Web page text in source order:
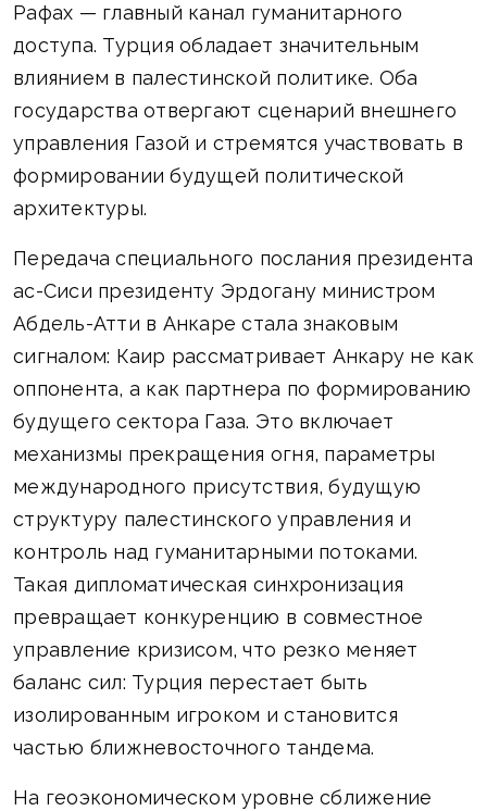
Рафах — главный канал гуманитарного
доступа. Турция обладает значительным
влиянием в палестинской политике. Оба
государства отвергают сценарий внешнего
управления Газой и стремятся участвовать в
формировании будущей политической
архитектуры.
Передача специального послания президента
ас-Сиси президенту Эрдогану министром
Абдель-Атти в Анкаре стала знаковым
сигналом: Каир рассматривает Анкару не как
оппонента, а как партнера по формированию
будущего сектора Газа. Это включает
механизмы прекращения огня, параметры
международного присутствия, будущую
структуру палестинского управления и
контроль над гуманитарными потоками.
Такая дипломатическая синхронизация
превращает конкуренцию в совместное
управление кризисом, что резко меняет
баланс сил: Турция перестает быть
изолированным игроком и становится
частью ближневосточного тандема.
На геоэкономическом уровне сближение